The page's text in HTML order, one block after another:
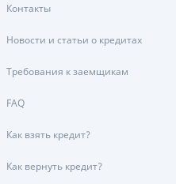
Контакты
Новости и статьи о кредитах
Требования к заемщикам
FAQ
Как взять кредит?
Как вернуть кредит?